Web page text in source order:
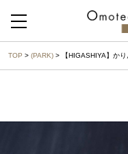
TOP > (PARK) > 【HIGASHIYA】かり